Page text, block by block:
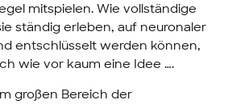
mitspielen. Wie vollständige
ständig erleben, auf neuronaler
entschlüsselt werden können,
wie vor kaum eine Idee ….
großen Bereich der